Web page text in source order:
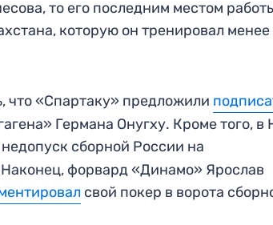
то его последним местом
которую он тренировал менее
что «Спартаку» предложили
Германа Онугху. Кроме того, в
сборной России на
форвард «Динамо» Ярослав
свой покер в ворота